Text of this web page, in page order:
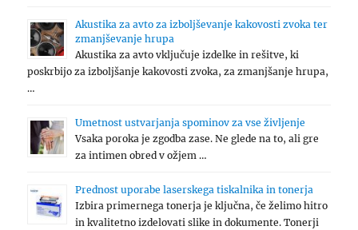
Akustika za avto za izboljševanje kakovosti zvoka ter
zmanjševanje hrupa
Akustika za avto vključuje izdelke in rešitve, ki
poskrbijo za izboljšanje kakovosti zvoka, za zmanjšanje hrupa,
…
Umetnost ustvarjanja spominov za vse življenje
Vsaka poroka je zgodba zase. Ne glede na to, ali gre
za intimen obred v ožjem …
Prednost uporabe laserskega tiskalnika in tonerja
Izbira primernega tonerja je ključna, če želimo hitro
in kvalitetno izdelovati slike in dokumente. Tonerji